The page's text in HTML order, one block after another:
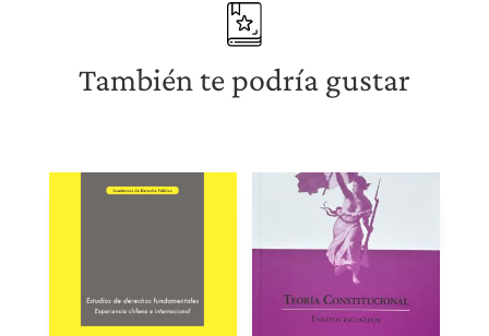
También te podría gustar